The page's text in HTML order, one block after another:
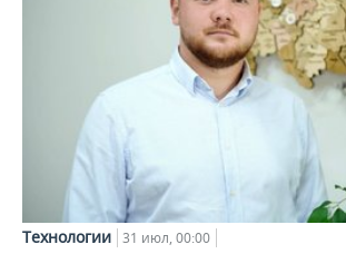
Технологии 31 июл, 00:00